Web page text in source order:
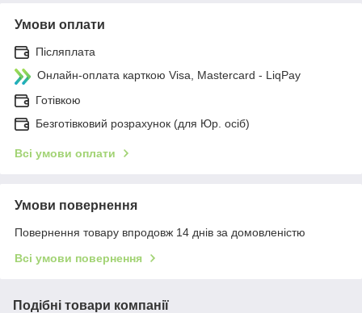
Умови оплати
Післяплата
Онлайн-оплата карткою Visa, Mastercard - LiqPay
Готівкою
Безготівковий розрахунок (для Юр. осіб)
Всі умови оплати
Умови повернення
Повернення товару впродовж 14 днів за домовленістю
Всі умови повернення
Подібні товари компанії